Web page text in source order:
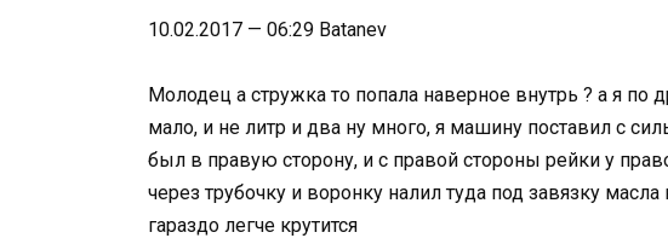
10.02.2017 — 06:29 Batanev
Молодец а стружка то попала наверное внутрь ? а я
мало, и не литр и два ну много, я машину поставил с
был в правую сторону, и с правой стороны рейки у
через трубочку и воронку налил туда под завязку
гараздо легче крутится